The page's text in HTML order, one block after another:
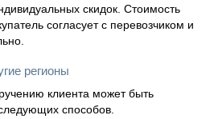
скидок. Стоимость
согласует с перевозчиком и
регионы
клиента может быть
способов.